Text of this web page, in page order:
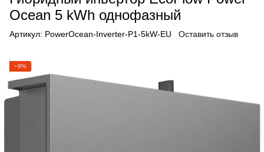
Ocean 5 kWh однофазный
Артикул: PowerOcean-Inverter-P1-5kW-EU Оставить отзыв
−9%